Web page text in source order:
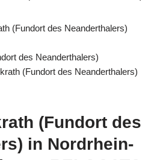
(Fundort des
in Nordrhein-